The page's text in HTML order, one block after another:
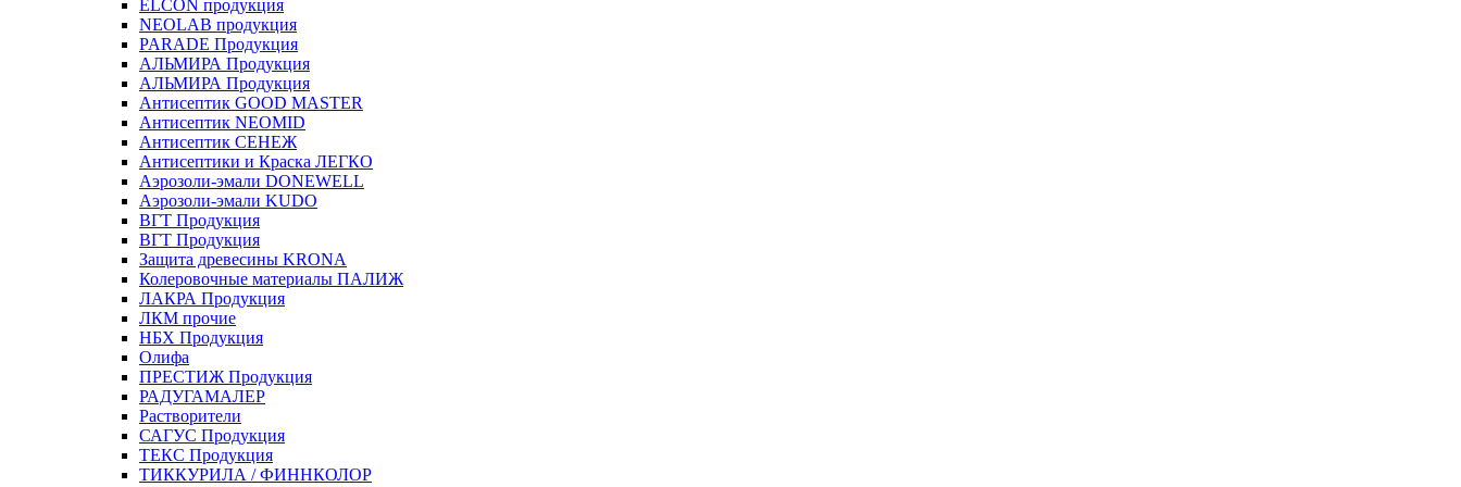
ELCON продукция
NEOLAB продукция
PARADE Продукция
АЛЬМИРА Продукция
АЛЬМИРА Продукция
Антисептик GOOD MASTER
Антисептик NEOMID
Антисептик СЕНЕЖ
Антисептики и Краска ЛЕГКО
Аэрозоли-эмали DONEWELL
Аэрозоли-эмали KUDO
ВГТ Продукция
ВГТ Продукция
Защита древесины KRONA
Колеровочные материалы ПАЛИЖ
ЛАКРА Продукция
ЛКМ прочие
НБХ Продукция
Олифа
ПРЕСТИЖ Продукция
РАДУГАМАЛЕР
Растворители
САГУС Продукция
ТЕКС Продукция
ТИККУРИЛА / ФИННКОЛОР